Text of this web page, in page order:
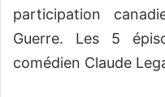
participation
Guerre. Les 5
comédien Claude